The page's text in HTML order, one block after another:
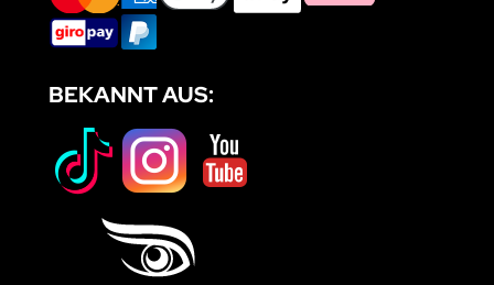
BEKANNT AUS: